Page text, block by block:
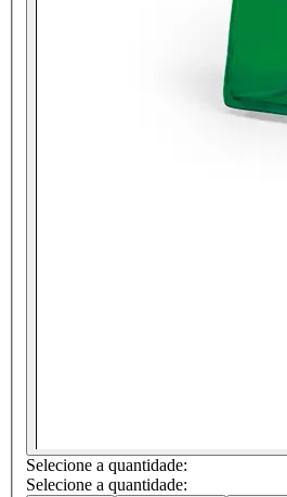
Selecione a quantidade:
Selecione a quantidade: